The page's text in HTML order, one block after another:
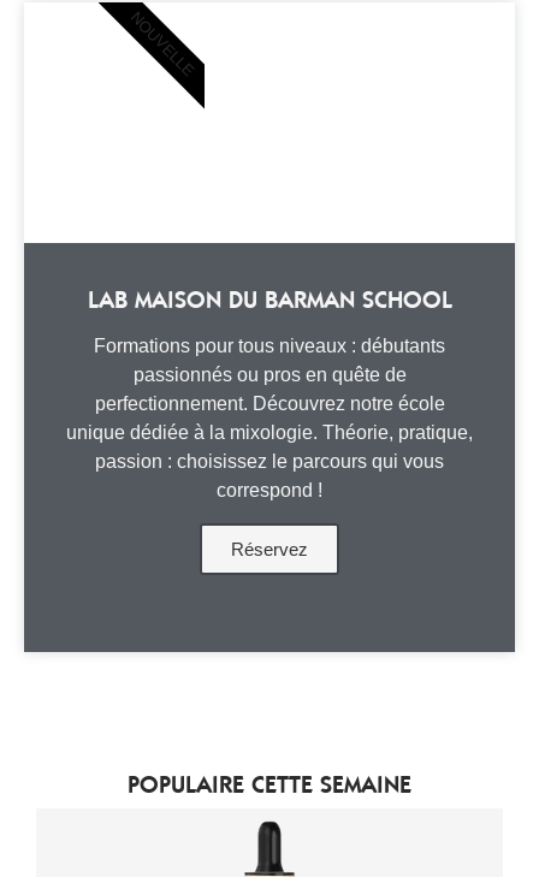
LAB MAISON DU BARMAN SCHOOL
Formations pour tous niveaux : débutants
passionnés ou pros en quête de
perfectionnement. Découvrez notre école
unique dédiée à la mixologie. Théorie, pratique,
passion : choisissez le parcours qui vous
correspond !
Réservez
NOUVELLE
POPULAIRE CETTE SEMAINE